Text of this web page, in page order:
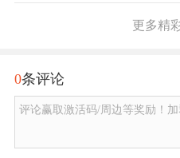
更多精
0条评论
评论赢取激活码/周边等奖励！加